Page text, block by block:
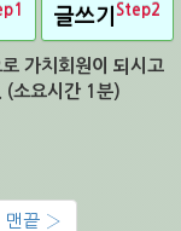
글쓰기 Step2
가치회원이 되시고
(소요시간 1분)
맨끝 ›